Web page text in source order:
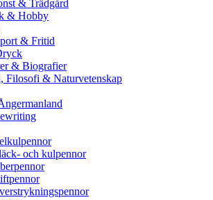
& Trädgård
& Hobby
& Fritid
& Biografier
Filosofi & Naturvetenskap
och kulpennor